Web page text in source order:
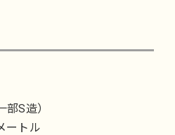
S造）
ートル